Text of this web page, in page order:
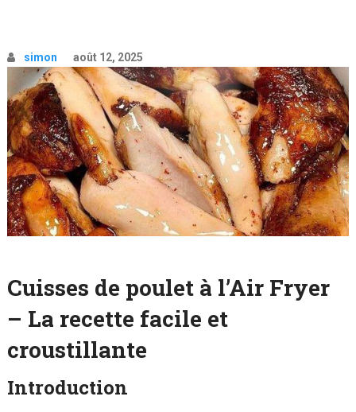
simon août 12, 2025
Cuisses de poulet à l’Air Fryer
– La recette facile et
croustillante
Introduction